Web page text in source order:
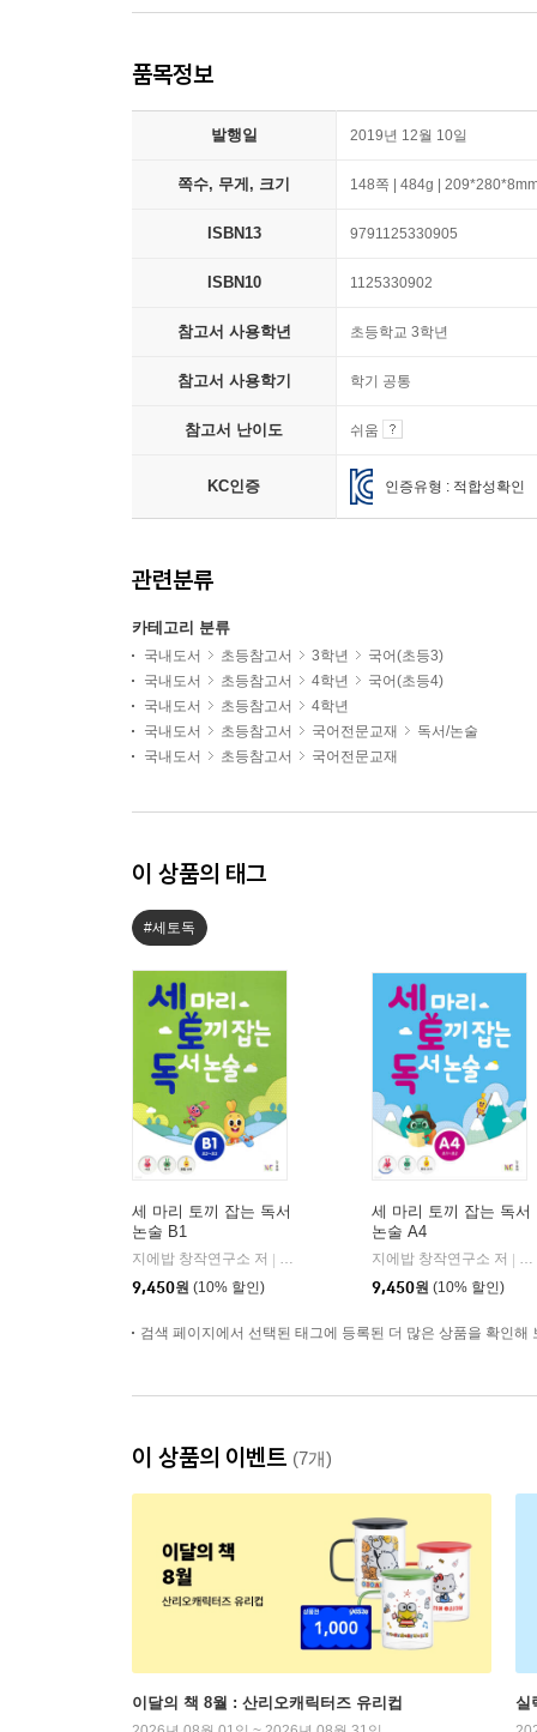
품목정보
발행일 2019년 12월 10일
쪽수, 무게, 크기 148쪽 | 484g |
ISBN13 9791125330905
ISBN10 1125330902
참고서 사용학년 초등학교 3학년
참고서 사용학기 학기 공통
참고서 난이도 쉬움
KC인증 인증유형 : 적합성확인
관련분류
카테고리 분류
국내도서 초등참고서 3학년
국어(초등3)
국내도서
초등참고서 4학년
국어(초등4)
국내도서
초등참고서
4학년
국내도서
초등참고서 국어전문교재
독서/논술
국내도서
초등참고서 국어전문교재
이 상품의 태그
#세토독
세 마리 토끼 잡는 독서
논술 B1
지에밥 창작연구소 저
NE능률
9,450원 (10% 할인)
세 마리 토끼 잡는 독서
논술 A4
지에밥 창작연구소 저
9,450원 (10% 할인)
검색 페이지에서 선택된 태그에 등록된 더 많은 상품을 확인해
이 상품의 이벤트 (7개)
이달의 책 8월 : 산리오캐릭터즈 유리컵 실